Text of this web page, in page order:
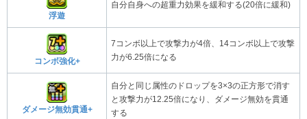
浮遊
自分自身への超重力効果を緩和する(20倍に緩和)
コンボ強化+
7コンボ以上で攻撃力が4倍、14コンボ以上で攻撃
力が6.25倍になる
ダメージ無効貫通+
自分と同じ属性のドロップを3×3の正方形で消す
と攻撃力が12.25倍になり、ダメージ無効を貫通
する